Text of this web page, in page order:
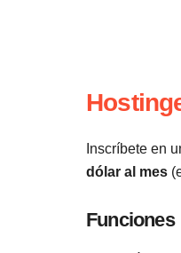
Inscríbete en
dólar al mes
Funciones